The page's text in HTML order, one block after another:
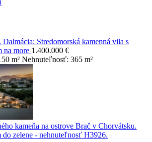
Stredomorská kamenná vila s
na more 1.400.000 €
m² Nehnuteľnosť: 365 m²